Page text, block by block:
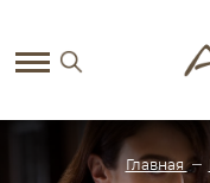
Главная